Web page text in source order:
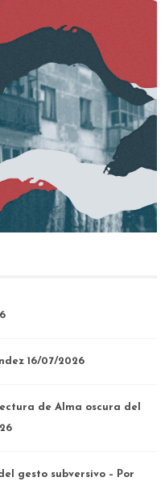
16/07/2026
de Alma oscura del
gesto subversivo – Por